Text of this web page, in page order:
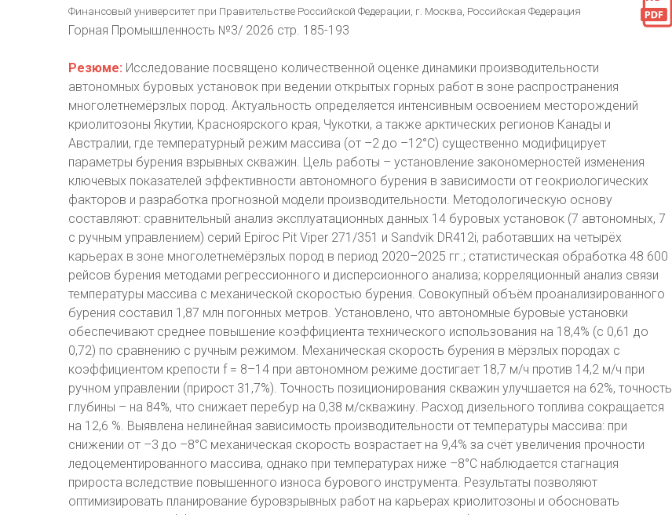
Финансовый университет при Правительстве Российской Федерации, г. Москва, Российская Федерация
Горная Промышленность №3/ 2026 стр. 185-193
Резюме: Исследование посвящено количественной оценке динамики производительности
автономных буровых установок при ведении открытых горных работ в зоне распространения
многолетнемёрзлых пород. Актуальность определяется интенсивным освоением месторождений
криолитозоны Якутии, Красноярского края, Чукотки, а также арктических регионов Канады и
Австралии, где температурный режим массива (от –2 до –12°С) существенно модифицирует
параметры бурения взрывных скважин. Цель работы – установление закономерностей изменения
ключевых показателей эффективности автономного бурения в зависимости от геокриологических
факторов и разработка прогнозной модели производительности. Методологическую основу
составляют: сравнительный анализ эксплуатационных данных 14 буровых установок (7 автономных, 7
с ручным управлением) серий Epiroc Pit Viper 271/351 и Sandvik DR412i, работавших на четырёх
карьерах в зоне многолетнемёрзлых пород в период 2020–2025 гг.; статистическая обработка 48 600
рейсов бурения методами регрессионного и дисперсионного анализа; корреляционный анализ связи
температуры массива с механической скоростью бурения. Совокупный объём проанализированного
бурения составил 1,87 млн погонных метров. Установлено, что автономные буровые установки
обеспечивают среднее повышение коэффициента технического использования на 18,4% (с 0,61 до
0,72) по сравнению с ручным режимом. Механическая скорость бурения в мёрзлых породах с
коэффициентом крепости f = 8–14 при автономном режиме достигает 18,7 м/ч против 14,2 м/ч при
ручном управлении (прирост 31,7%). Точность позиционирования скважин улучшается на 62%, точность
глубины – на 84%, что снижает перебур на 0,38 м/скважину. Расход дизельного топлива сокращается
на 12,6 %. Выявлена нелинейная зависимость производительности от температуры массива: при
снижении от –3 до –8°С механическая скорость возрастает на 9,4% за счёт увеличения прочности
ледоцементированного массива, однако при температурах ниже –8°С наблюдается стагнация
прироста вследствие повышенного износа бурового инструмента. Результаты позволяют
оптимизировать планирование буровзрывных работ на карьерах криолитозоны и обосновать